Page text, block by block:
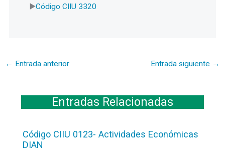
Código CIIU 3320
← Entrada anterior Entrada siguiente →
Entradas Relacionadas
Código CIIU 0123- Actividades Económicas
DIAN